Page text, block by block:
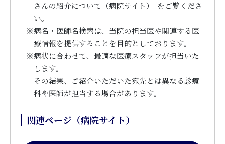
さんの紹介について（病院サイト）｣をご覧くださ
い。
※病名・医師名検索は、当院の担当医や関連する医
療情報を提供することを目的としております。
※病状に合わせて、最適な医療スタッフが担当いた
します。
その結果、ご紹介いただいた宛先とは異なる診療
科や医師が担当する場合があります。
関連ページ（病院サイト）